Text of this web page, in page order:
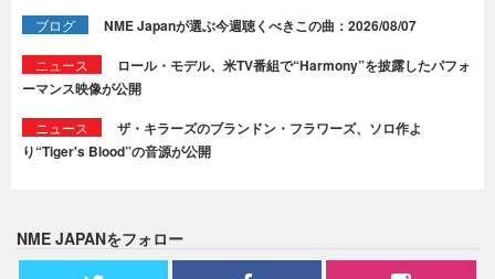
ブログ NME Japanが選ぶ今週聴くべきこの曲：2026/08/07
ニュース
ロール・モデル、米TV番組で“Harmony”を披露したパフォ
ーマンス映像が公開
ニュース
ザ・キラーズのブランドン・フラワーズ、ソロ作よ
り“Tiger's Blood”の音源が公開
NME JAPANをフォロー